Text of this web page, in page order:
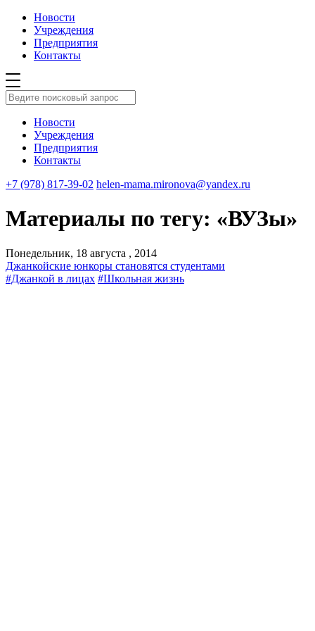
Новости
Учреждения
Предприятия
Контакты
Новости
Учреждения
Предприятия
Контакты
+7 (978) 817-39-02 helen-mama.mironova@yandex.ru
Материалы по тегу: «ВУЗы»
Понедельник, 18 августа , 2014
Джанкойские юнкоры становятся студентами
#Джанкой в лицах #Школьная жизнь